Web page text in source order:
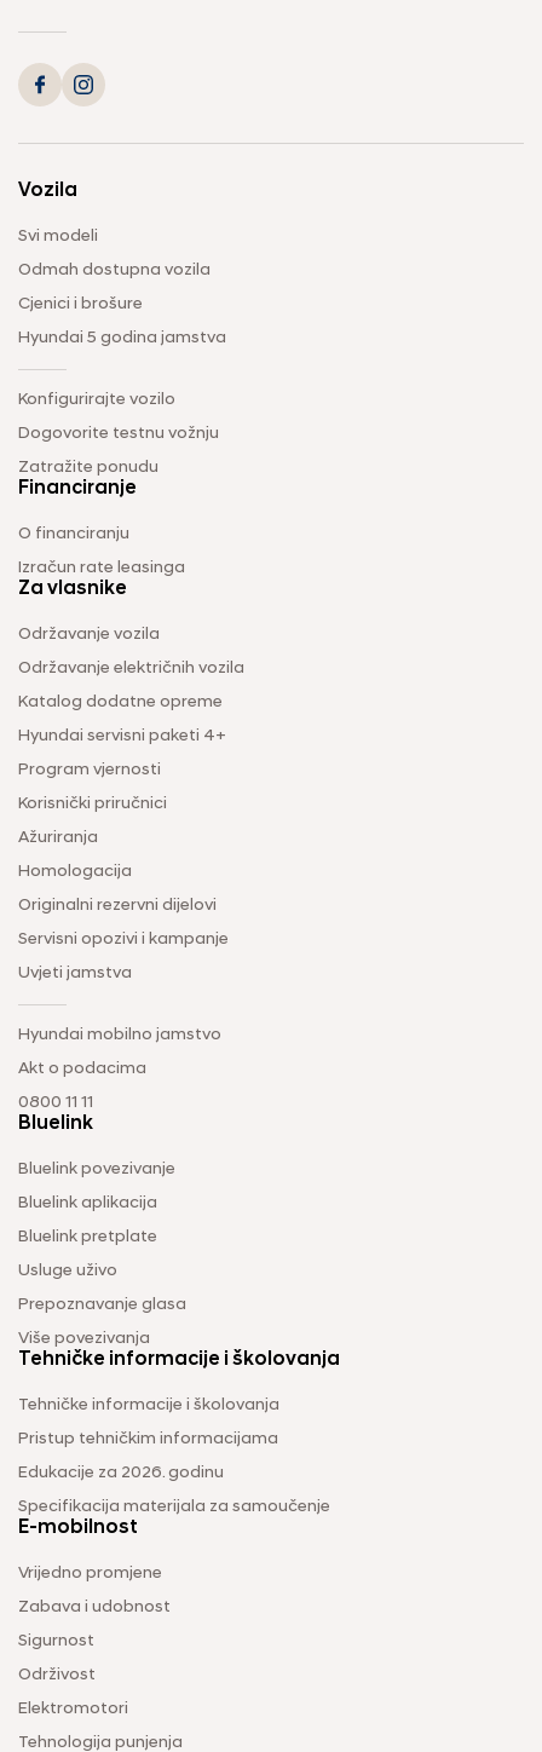
Vozila
Svi modeli
Odmah dostupna vozila
Cjenici i brošure
Hyundai 5 godina jamstva
Konfigurirajte vozilo
Dogovorite testnu vožnju
Zatražite ponudu
Financiranje
O financiranju
Izračun rate leasinga
Za vlasnike
Održavanje vozila
Održavanje električnih vozila
Katalog dodatne opreme
Hyundai servisni paketi 4+
Program vjernosti
Korisnički priručnici
Ažuriranja
Homologacija
Originalni rezervni dijelovi
Servisni opozivi i kampanje
Uvjeti jamstva
Hyundai mobilno jamstvo
Akt o podacima
0800 11 11
Bluelink
Bluelink povezivanje
Bluelink aplikacija
Bluelink pretplate
Usluge uživo
Prepoznavanje glasa
Više povezivanja
Tehničke informacije i školovanja
Tehničke informacije i školovanja
Pristup tehničkim informacijama
Edukacije za 2026. godinu
Specifikacija materijala za samoučenje
E-mobilnost
Vrijedno promjene
Zabava i udobnost
Sigurnost
Održivost
Elektromotori
Tehnologija punjenja